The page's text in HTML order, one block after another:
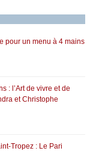
pour un menu à 4 mains
: l’Art de vivre et de
et Christophe
Tropez : Le Pari